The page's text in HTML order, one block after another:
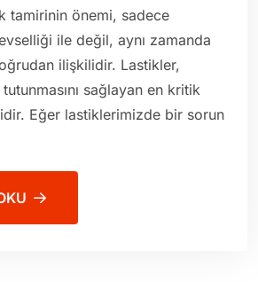
tamirinin önemi, sadece
ile değil, aynı zamanda
ilişkilidir. Lastikler,
tutunmasını sağlayan en kritik
Eğer lastiklerimizde bir sorun